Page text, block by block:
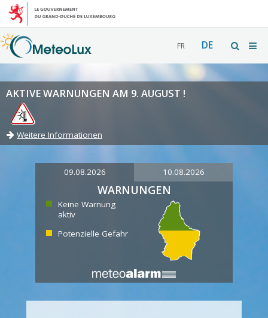
FR DE
AKTIVE WARNUNGEN AM 9. AUGUST !
Weitere Informationen
09.08.2026 10.08.2026
WARNUNGEN
Keine Warnung
aktiv
Potenzielle Gefahr